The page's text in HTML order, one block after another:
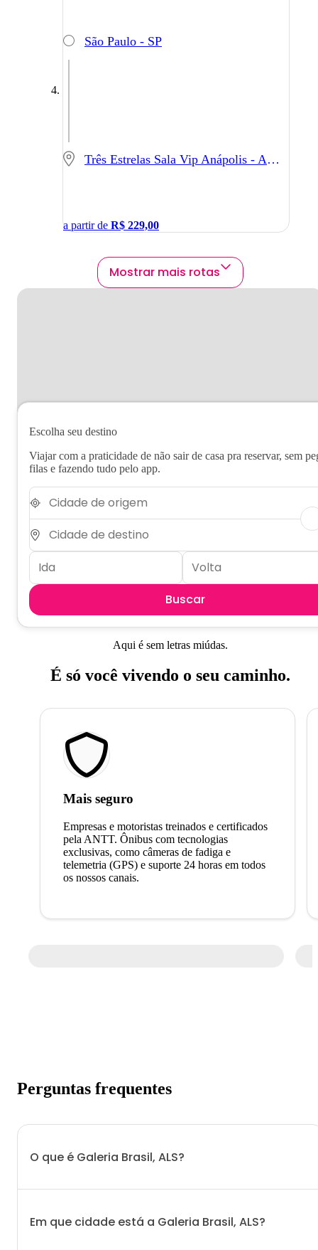
São Paulo - SP
Três Estrelas Sala Vip Anápolis - Anápolis - GO
a partir de R$ 229,00
Mostrar mais rotas
Escolha seu destino
Viajar com a praticidade de não sair de casa pra reservar, sem
filas e fazendo tudo pelo app.
Buscar
Aqui é sem letras miúdas.
É só você vivendo o seu caminho.
Mais seguro
Empresas e motoristas treinados e certificados
pela ANTT. Ônibus com tecnologias
exclusivas, como câmeras de fadiga e
telemetria (GPS) e suporte 24 horas em todos
os nossos canais.
Perguntas frequentes
O que é Galeria Brasil, ALS?
Em que cidade está a Galeria Brasil, ALS?